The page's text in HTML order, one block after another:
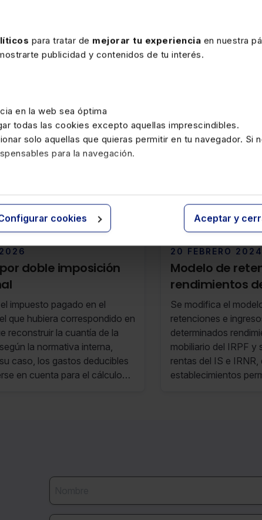
para tratar de mejorar tu experiencia en nuestra
publicidad y contenidos de tu interés.
en la web sea óptima
todas las cookies excepto aquellas imprescindibles.
solo aquellas que quieras permitir en tu navegador. Si
para la navegación.
cookies Aceptar y
y 49.5 redacc DF Gipuzkoa 22/2025 art.6, BOTHG
doble imposición
impuesto pagado en el
que hubiera correspondido en
reconstruir la cuantía de la
la normativa interna,
caso, los gastos deducibles
en cuenta para el cálculo
20 FEBRERO 2024
Modelo de
rendimientos
mobiliario en el
07/24 13 de
de Febrero de
Se modifica el
retenciones e
determinados
mobiliario del IRPF y
rentas del IS e
establecimientos